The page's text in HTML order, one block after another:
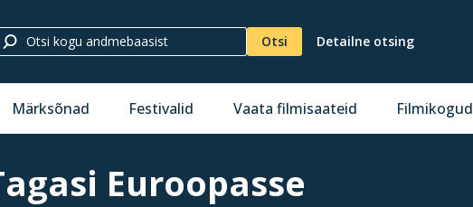
Otsi Detailne otsing
Märksõnad Festivalid Vaata filmisaateid Filmikogud
Euroopasse